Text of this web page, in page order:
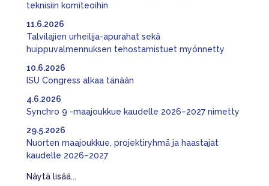
teknisiin komiteoihin
Talvilajien urheilija-apurahat sekä
huippuvalmennuksen tehostamistuet myönnetty
11.6.2026
ISU Congress alkaa tänään
10.6.2026
Synchro 9 -maajoukkue kaudelle 2026–2027 nimetty
4.6.2026
Nuorten maajoukkue, projektiryhmä ja haastajat
kaudelle 2026–2027
29.5.2026
Näytä lisää...